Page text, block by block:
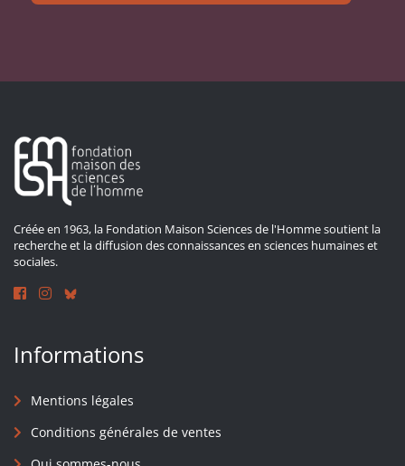
Créée en 1963, la Fondation Maison Sciences de l'Homme soutient la
recherche et la diffusion des connaissances en sciences humaines et
sociales.
Informations
Mentions légales
Conditions générales de ventes